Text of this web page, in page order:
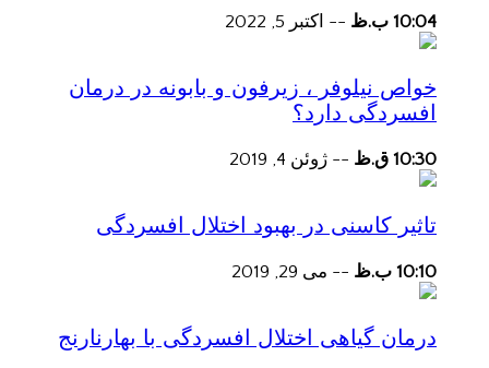
10:04 ب.ظ -- اکتبر 5, 2022
خواص نیلوفر ، زیرفون و بابونه در درمان
افسردگی دارد؟
10:30 ق.ظ -- ژوئن 4, 2019
تاثیر کاسنی در بهبود اختلال افسردگی
10:10 ب.ظ -- می 29, 2019
درمان گیاهی اختلال افسردگی با بهارنارنج